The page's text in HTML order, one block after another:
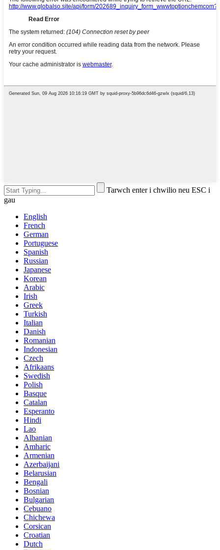
Tarwch enter i chwilio neu ESC i
gau
English
French
German
Portuguese
Spanish
Russian
Japanese
Korean
Arabic
Irish
Greek
Turkish
Italian
Danish
Romanian
Indonesian
Czech
Afrikaans
Swedish
Polish
Basque
Catalan
Esperanto
Hindi
Lao
Albanian
Amharic
Armenian
Azerbaijani
Belarusian
Bengali
Bosnian
Bulgarian
Cebuano
Chichewa
Corsican
Croatian
Dutch